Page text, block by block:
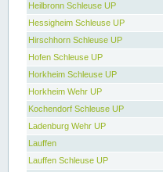
Heilbronn Schleuse UP
Hessigheim Schleuse UP
Hirschhorn Schleuse UP
Hofen Schleuse UP
Horkheim Schleuse UP
Horkheim Wehr UP
Kochendorf Schleuse UP
Ladenburg Wehr UP
Lauffen
Lauffen Schleuse UP